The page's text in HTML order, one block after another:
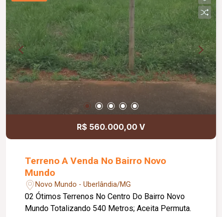
R$ 560.000,00 V
Terreno A Venda No Bairro Novo
Mundo
Novo Mundo - Uberlândia/MG
02 Ótimos Terrenos No Centro Do Bairro Novo
Mundo Totalizando 540 Metros; Aceita Permuta.